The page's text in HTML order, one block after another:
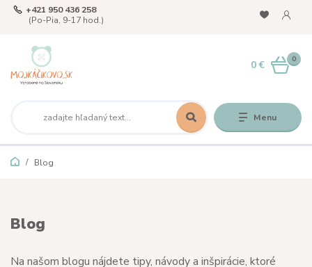
Menu
+421 950 436 258
(Po-Pia, 9-17 hod.)
0
0 €
Blog
Blog
Na našom blogu nájdete tipy, návody a inšpirácie, ktoré